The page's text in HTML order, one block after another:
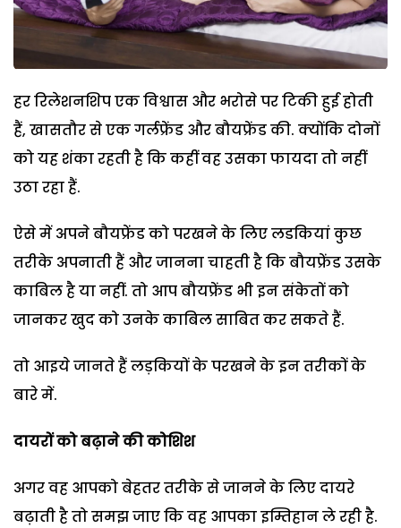
हर रिलेशनशिप एक विश्वास और भरोसे पर टिकी हुई होती
हैं, खासतौर से एक गर्लफ्रेंड और बौयफ्रेंड की. क्योंकि दोनों
को यह शंका रहती है कि कहीं वह उसका फायदा तो नहीं
उठा रहा हैं.
ऐसे में अपने बौयफ्रेंड को परखने के लिए लडकियां कुछ
तरीके अपनाती हैं और जानना चाहती है कि बौयफ्रेंड उसके
काबिल है या नहीं. तो आप बौयफ्रेंड भी इन संकेतों को
जानकर खुद को उनके काबिल साबित कर सकते हैं.
तो आइये जानते हैं लड़कियों के परखने के इन तरीकों के
बारे में.
दायरों को बढ़ाने की कोशिश
अगर वह आपको बेहतर तरीके से जानने के लिए दायरे
बढ़ाती है तो समझ जाए कि वह आपका इम्तिहान ले रही है.